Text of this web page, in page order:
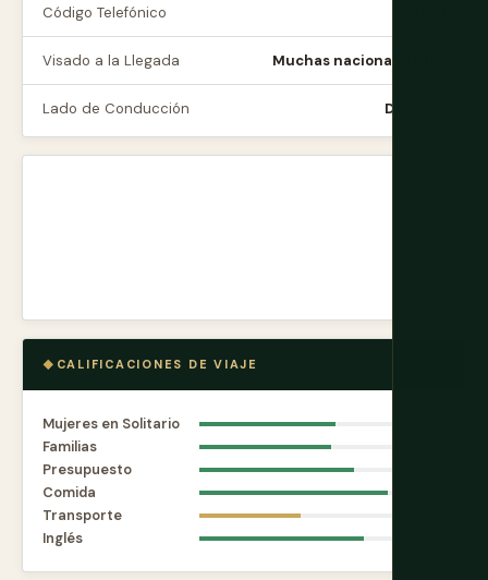
Código Telefónico
Visado a la Llegada Muchas nacionalidades
Lado de Conducción Derecho
CALIFICACIONES DE VIAJE
Mujeres en Solitario
Familias
Presupuesto
Comida
Transporte
Inglés